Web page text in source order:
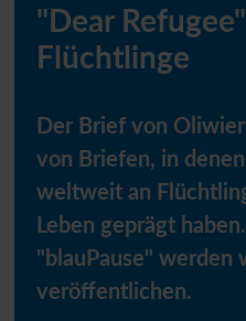
"Dear
Flüchtlinge
Der Brief von
von Briefen, in
weltweit an
Leben geprägt
"blauPause" werden
veröffentlichen.